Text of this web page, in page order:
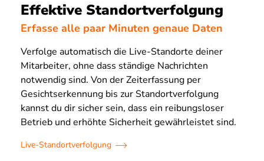
Effektive Standortverfolgung
Erfasse alle paar Minuten genaue Daten
Verfolge automatisch die Live-Standorte deiner
Mitarbeiter, ohne dass ständige Nachrichten
notwendig sind. Von der Zeiterfassung per
Gesichtserkennung bis zur Standortverfolgung
kannst du dir sicher sein, dass ein reibungsloser
Betrieb und erhöhte Sicherheit gewährleistet sind.
Live-Standortverfolgung